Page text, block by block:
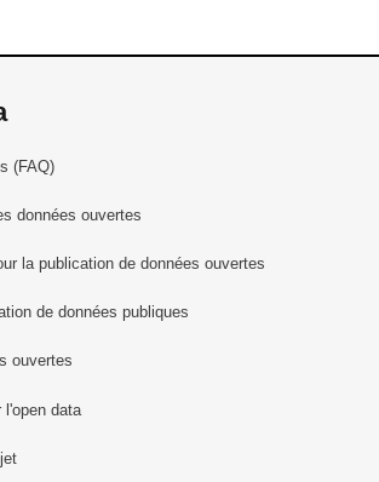
(FAQ)
données ouvertes
la publication de données ouvertes
de données publiques
ouvertes
l'open data